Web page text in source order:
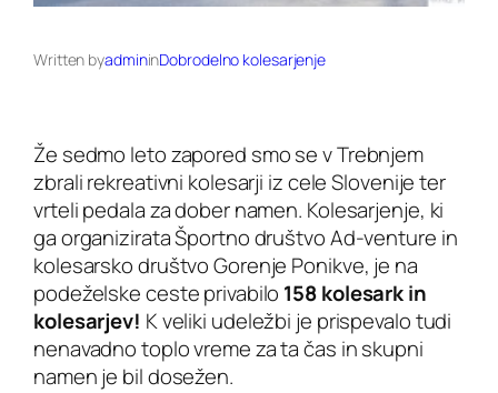
Written byadmininDobrodelno kolesarjenje
Že sedmo leto zapored smo se v Trebnjem
zbrali rekreativni kolesarji iz cele Slovenije ter
vrteli pedala za dober namen. Kolesarjenje, ki
ga organizirata Športno društvo Ad-venture in
kolesarsko društvo Gorenje Ponikve, je na
podeželske ceste privabilo 158 kolesark in
kolesarjev! K veliki udeležbi je prispevalo tudi
nenavadno toplo vreme za ta čas in skupni
namen je bil dosežen.